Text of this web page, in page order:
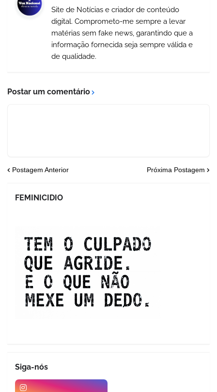
Site de Notícias e criador de conteúdo
digital. Comprometo-me sempre a levar
matérias sem fake news, garantindo que a
informação fornecida seja sempre válida e
de qualidade.
Postar um comentário
Postagem Anterior Próxima Postagem
FEMINICIDIO
Siga-nós